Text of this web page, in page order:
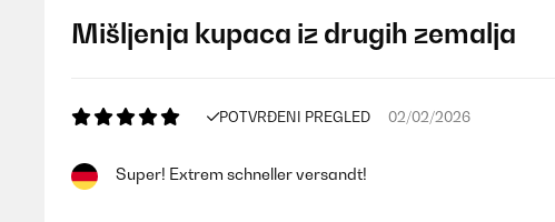
Mišljenja kupaca iz drugih zemalja
POTVRĐENI PREGLED 02/02/2026
Super! Extrem schneller versandt!